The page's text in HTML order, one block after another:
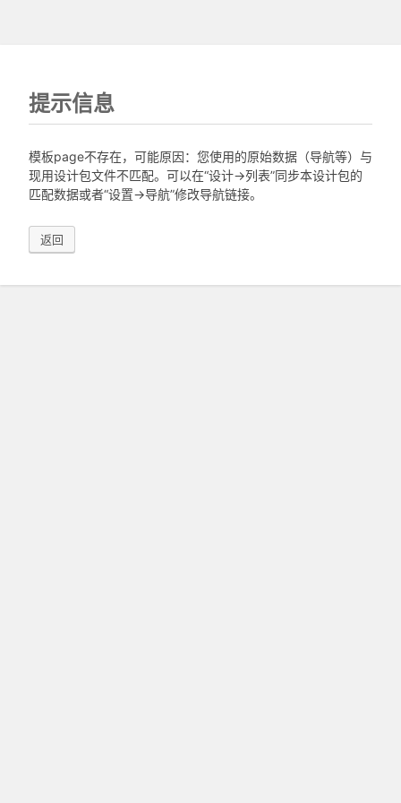
提示信息
模板page不存在，可能原因：您使用的原始数据（导航等）与
现用设计包文件不匹配。可以在“设计->列表”同步本设计包的
匹配数据或者“设置->导航”修改导航链接。
返回